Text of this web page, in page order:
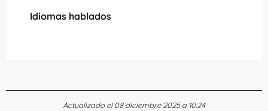
Idiomas hablados
Idiomas hablados
Actualizado el 08 diciembre 2025 a 10:24